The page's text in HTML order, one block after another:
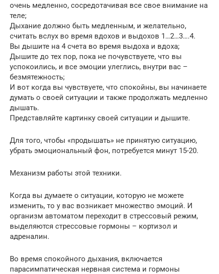
очень медленно, сосредотачивая все свое внимание на
теле;
Дыхание должно быть медленным, и желательно,
считать вслух во время вдохов и выдохов 1…2…3….4.
Вы дышите на 4 счета во время выдоха и вдоха;
Дышите до тех пор, пока не почувствуете, что вы
успокоились, и все эмоции улеглись, внутри вас –
безмятежность;
И вот когда вы чувствуете, что спокойны, вы начинаете
думать о своей ситуации и также продолжать медленно
дышать.
Представляйте картинку своей ситуации и дышите.
Для того, чтобы «продышать» не принятую ситуацию,
убрать эмоциональный фон, потребуется минут 15-20.
Механизм работы этой техники.
Когда вы думаете о ситуации, которую не можете
изменить, то у вас возникает множество эмоций. И
организм автоматом переходит в стрессовый режим,
выделяются стрессовые гормоны – кортизол и
адреналин.
Во время спокойного дыхания, включается
парасимпатическая нервная система и гормоны